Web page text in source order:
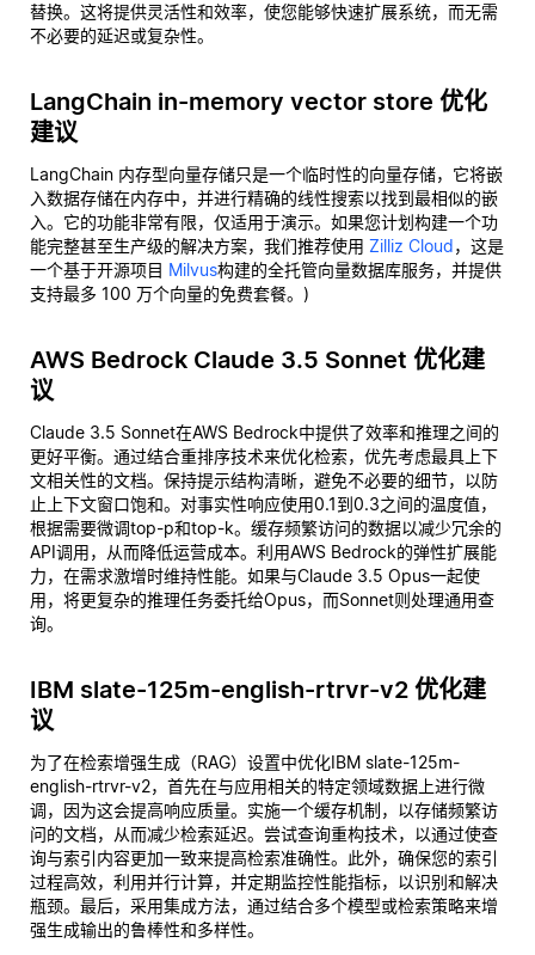
替换。这将提供灵活性和效率，使您能够快速扩展系统，而无需
不必要的延迟或复杂性。
LangChain in-memory vector store 优化
建议
LangChain 内存型向量存储只是一个临时性的向量存储，它将嵌
入数据存储在内存中，并进行精确的线性搜索以找到最相似的嵌
入。它的功能非常有限，仅适用于演示。如果您计划构建一个功
能完整甚至生产级的解决方案，我们推荐使用 Zilliz Cloud，这是
一个基于开源项目 Milvus构建的全托管向量数据库服务，并提供
支持最多 100 万个向量的免费套餐。)
AWS Bedrock Claude 3.5 Sonnet 优化建
议
Claude 3.5 Sonnet在AWS Bedrock中提供了效率和推理之间的
更好平衡。通过结合重排序技术来优化检索，优先考虑最具上下
文相关性的文档。保持提示结构清晰，避免不必要的细节，以防
止上下文窗口饱和。对事实性响应使用0.1到0.3之间的温度值，
根据需要微调top-p和top-k。缓存频繁访问的数据以减少冗余的
API调用，从而降低运营成本。利用AWS Bedrock的弹性扩展能
力，在需求激增时维持性能。如果与Claude 3.5 Opus一起使
用，将更复杂的推理任务委托给Opus，而Sonnet则处理通用查
询。
IBM slate-125m-english-rtrvr-v2 优化建
议
为了在检索增强生成（RAG）设置中优化IBM slate-125m-
english-rtrvr-v2，首先在与应用相关的特定领域数据上进行微
调，因为这会提高响应质量。实施一个缓存机制，以存储频繁访
问的文档，从而减少检索延迟。尝试查询重构技术，以通过使查
询与索引内容更加一致来提高检索准确性。此外，确保您的索引
过程高效，利用并行计算，并定期监控性能指标，以识别和解决
瓶颈。最后，采用集成方法，通过结合多个模型或检索策略来增
强生成输出的鲁棒性和多样性。